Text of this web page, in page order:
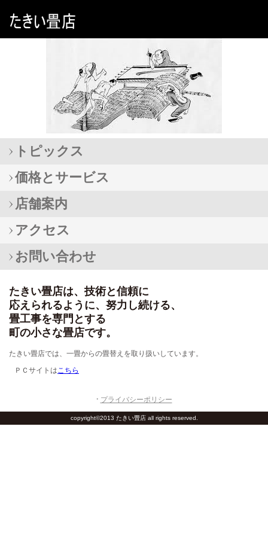
トピックス
価格とサービス
店舗案内
アクセス
お問い合わせ
たきい畳店は、技術と信頼に
応えられるように、努力し続ける、
畳工事を専門とする
町の小さな畳店です。
たきい畳店では、一畳からの畳替えを取り扱いしています。
ＰＣサイトはこちら
プライバシーポリシー
copyright©2013 たきい畳店 all rights reserved.